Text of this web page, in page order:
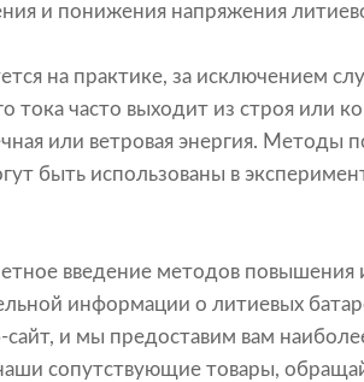
и понижения напряжения
на практике, за исключением
часто выходит из строя или
или ветровая энергия. Методы
быть использованы в
введение методов повышения
информации о литиевых
и мы предоставим вам
сопутствующие товары,